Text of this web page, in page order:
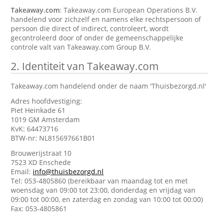
Takeaway.com: Takeaway.com European Operations B.V.
handelend voor zichzelf en namens elke rechtspersoon of
persoon die direct of indirect, controleert, wordt
gecontroleerd door of onder de gemeenschappelijke
controle valt van Takeaway.com Group B.V.
2. Identiteit van Takeaway.com
Takeaway.com handelend onder de naam 'Thuisbezorgd.nl'
Adres hoofdvestiging:
Piet Heinkade 61
1019 GM Amsterdam
KvK: 64473716
BTW-nr: NL815697661B01
Brouwerijstraat 10
7523 XD Enschede
Email: info@thuisbezorgd.nl
Tel: 053-4805860 (bereikbaar van maandag tot en met
woensdag van 09:00 tot 23:00, donderdag en vrijdag van
09:00 tot 00:00, en zaterdag en zondag van 10:00 tot 00:00)
Fax: 053-4805861